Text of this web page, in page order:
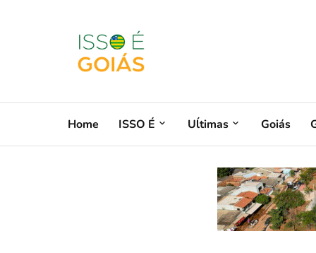
Home ISSO É Uĺtimas Goiás